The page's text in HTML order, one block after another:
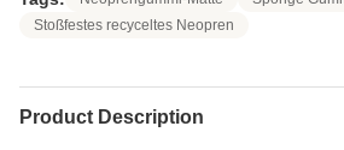
Stoßfestes recyceltes Neopren
Product Description